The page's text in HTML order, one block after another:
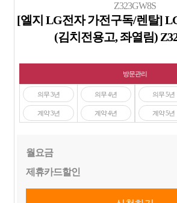
Z323GW8S
[엘지 LG전자 가전구독/렌탈]
(김치전용고, 좌열림)
방문관리
의무 3년
계약 3년
의무 4년
계약 4년
의무 5년
계약 5년
월요금
제휴카드할인